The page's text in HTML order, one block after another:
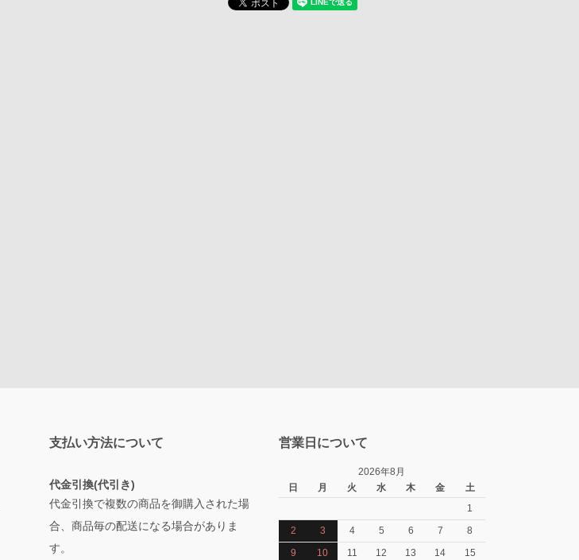
支払い方法について
代金引換(代引き)
代金引換で複数の商品を御購入された場
合、商品毎の配送になる場合がありま
す。
営業日について
2026年8月
日
月 火 水 木 金
土
1
2
3 4 5 6 7
8
9
10 11 12 13 14
15